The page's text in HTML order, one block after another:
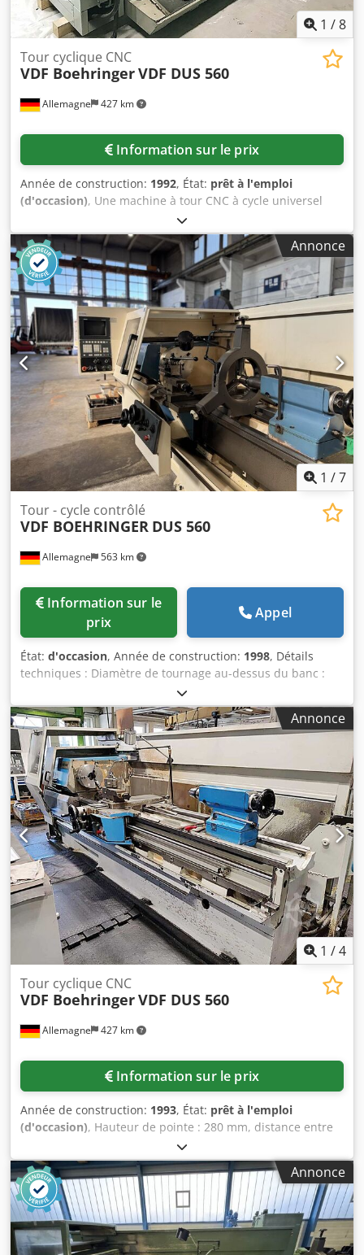
1 /8
Allemagne 427 km
Tour cyclique CNC
VDF BoehringerVDF DUS 560
Information sur le prix
Année de construction: 1992, État: prêt à l'emploi
(d'occasion), Une machine à tour CNC à cycle universel
Boehringer est disponible. Hauteur entre pointes : 280
mm, diamètre maximal de tournage au-dessus du
bâti/coulisseau : 570 mm/365 mm, longueur de tournage :
1000 mm, distance entre pointes : 1500 mm, diamètre de
la poupée : 80 mm, course de la poupée : 190 mm, vitesse
de rotation : 2500 tr/min, largeur du bâti : 360 mm, avance
rapide X/Z : 5 m/min/10 m/min. Dimensions de la machine
X/Y/Z : environ 3500 mm/2200 mm/2400 mm, poids :
environ 4000 kg, commande : Siemens. Documentation
disponible. Une visite sur place est possible.
Crodpfxezcyqye Aicsf
Annonce
1 /7
Allemagne 563 km
Tour - cycle contrôlé
VDF BOEHRINGER DUS 560
prix
Appel
État: d'occasion, Année de construction: 1998, Détails
techniques : Diamètre de tournage au-dessus du banc :
600 mm Diamètre de tournage au-dessus du chariot : 400
mm Longueur de tournage : 2000 mm Hauteur de pointe
au-dessus du chariot : 300 mm Distance entre pointes :
1600 mm Vitesses de rotation : 3 - 2 500 tr/min Cône de la
contre-pointe : CM 5 Alésage de la broche principale : 62
mm Course de la contre-pointe : 190 mm Avances
longitudinales : env. 0,001-10 réglables mm/tour Avances
transversales : env. 0,001-5 réglables mm/tour Avance
rapide axe X : jusqu'à 5 000 m/min Puissance totale
requise : 40 KVA Poids de la machine env. : 5,6 t
Dimensions de la machine env. Lxlxh : 4,0 x 2,0 x 1,9 m
Accessoires inclus selon photo Codpsw Rkt Iofx Aicorf
Annonce
1 /4
Allemagne 427 km
Tour cyclique CNC
VDF BoehringerVDF DUS 560
Information sur le prix
Année de construction: 1993, État: prêt à l'emploi
(d'occasion), Hauteur de pointe : 280 mm, distance entre
pointes : 2000 mm, diamètre de tournage sur
banc/charriot transversal : 570 mm/365 mm, alésage de
broche : 62 mm, vitesse de rotation : 2500 tr/min, poids
maxi de la pièce : 1000 kg, largeur du banc : 360 mm.
Dimensions machine X/Y/Z : env. 4000 mm/2250 mm/2000
mm, poids : env. 5500 kg, commande : Siemens. Une visite
sur site est possible. Csdexq Eyuopfx Aicsrf
Annonce